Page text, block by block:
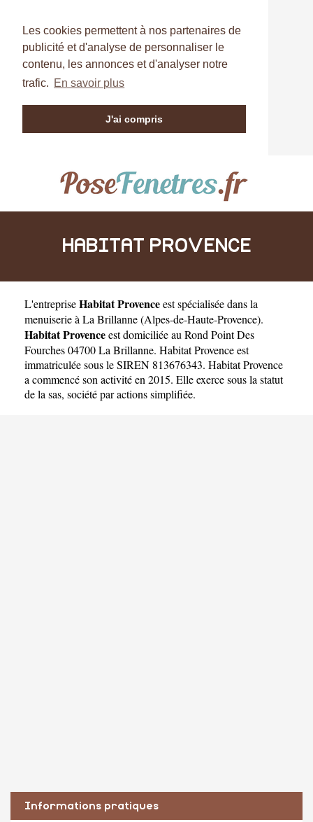
Les cookies permettent à nos partenaires de
publicité et d'analyse de personnaliser le
contenu, les annonces et d'analyser notre
trafic. En savoir plus
J'ai compris
HABITAT PROVENCE
L'entrepriseHabitat Provenceestspécialisée dans la
menuiserie à La Brillanne(Alpes-de-Haute-Provence).
Habitat Provenceest domiciliée au Rond Point Des
Fourches 04700 La Brillanne. Habitat Provence est
immatriculée sous le SIREN 813676343. Habitat Provence
a commencé son activité en 2015. Elle exerce sous la statut
de la sas, société par actions simplifiée.
Informations pratiques